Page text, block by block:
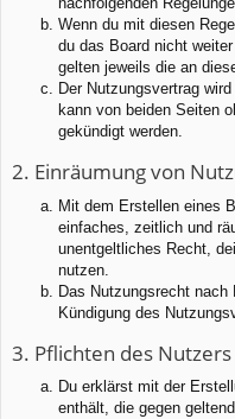
Wenn du mit diesen
du das Board nicht
gelten jeweils die an
Der Nutzungsvertrag
kann von beiden Seiten
gekündigt werden.
2. Einräumung von
Mit dem Erstellen eines
einfaches, zeitlich und
unentgeltliches Recht,
nutzen.
Das Nutzungsrecht
Kündigung des
3. Pflichten des Nutzers
Du erklärst mit der
enthält, die gegen